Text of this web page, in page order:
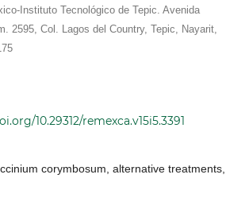
Instituto Tecnológico de Tepic. Avenida
2595, Col. Lagos del Country, Tepic, Nayarit,
10.29312/remexca.v15i5.3391
corymbosum, alternative treatments,